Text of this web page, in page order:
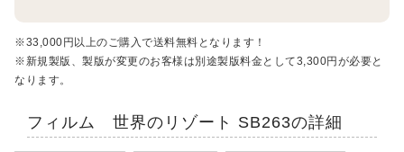
※33,000円以上のご購入で送料無料となります！
※新規製版、製版が変更のお客様は別途製版料金として3,300円が必要と
なります。
フィルム 世界のリゾート SB263の詳細